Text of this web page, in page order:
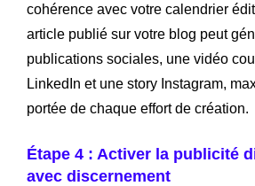
cohérence avec votre calendrier
article publié sur votre blog peut
publications sociales, une vidéo
LinkedIn et une story Instagram,
portée de chaque effort de création.
Étape 4 : Activer la publicité
avec discernement